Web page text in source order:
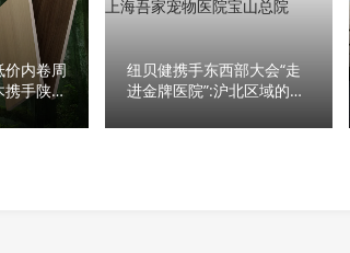
价内卷周
携手陕西
三年
纽贝健携手东西部大会“走
进金牌医院”:沪北区域的全
院宝山总院